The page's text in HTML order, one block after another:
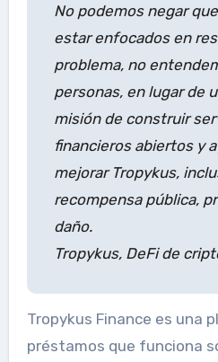
No podemos negar
estar enfocados en
problema, no
personas, en lugar de
misión de construir
financieros abiertos y
mejorar Tropykus,
recompensa pública,
daño.
Tropykus, DeFi de
Tropykus Finance es una
préstamos que funciona